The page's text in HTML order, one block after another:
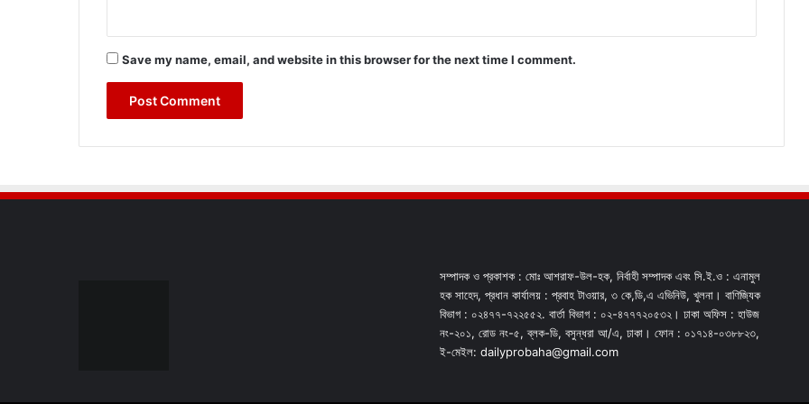
Save my name, email, and website in this browser for the next time I comment.
সম্পাদক ও প্রকাশক : মোঃ আশরাফ-উল-হক, নির্বাহী সম্পাদক এবং সি.ই.ও : এনামুল
হক সাহেদ, প্রধান কার্যালয় : প্রবাহ টাওয়ার, ৩ কে,ডি,এ এভিনিউ, খুলনা। বাণিজ্যিক
বিভাগ : ০২৪৭৭-৭২২৫৫২. বার্তা বিভাগ : ০২-৪৭৭৭২০৫৩২। ঢাকা অফিস : হাউজ
নং-২০১, রোড নং-৫, ব্লক-ডি, বসুন্ধরা আ/এ, ঢাকা। ফোন : ০১৭১৪-০৩৮৮২৩,
ই-মেইল: dailyprobaha@gmail.com